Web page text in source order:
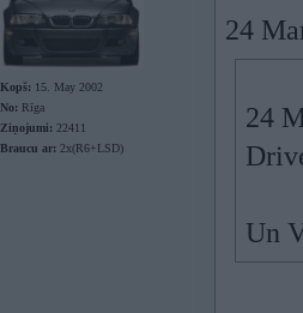
Kopš: 15. May 2002
No: Rīga
Ziņojumi: 22411
Braucu ar: 2x(R6+LSD)
24
24
Un